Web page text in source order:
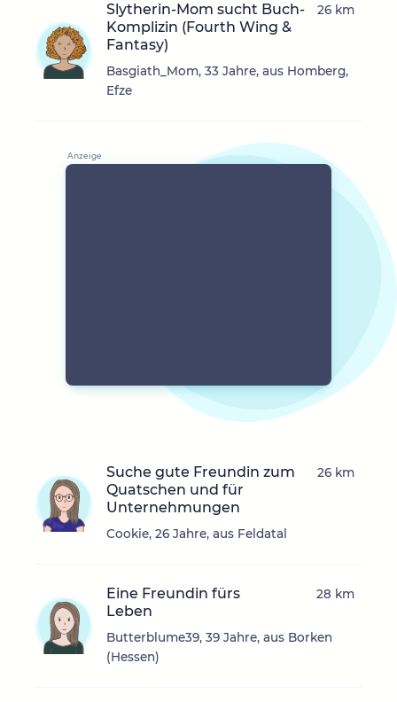
Slytherin-Mom sucht Buch-
Komplizin (Fourth Wing &
Fantasy)
Basgiath_Mom, 33 Jahre, aus Homberg,
Efze
26 km
Suche gute Freundin zum
Quatschen und für
Unternehmungen
Cookie, 26 Jahre, aus Feldatal
26 km
Eine Freundin fürs
Leben
Butterblume39, 39 Jahre, aus Borken
(Hessen)
28 km